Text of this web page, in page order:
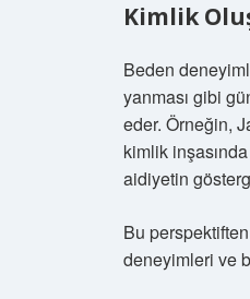
Kimlik
Beden
yanması gibi
eder. Örneğin,
kimlik
aidiyetin
Bu perspektiften
deneyimleri ve